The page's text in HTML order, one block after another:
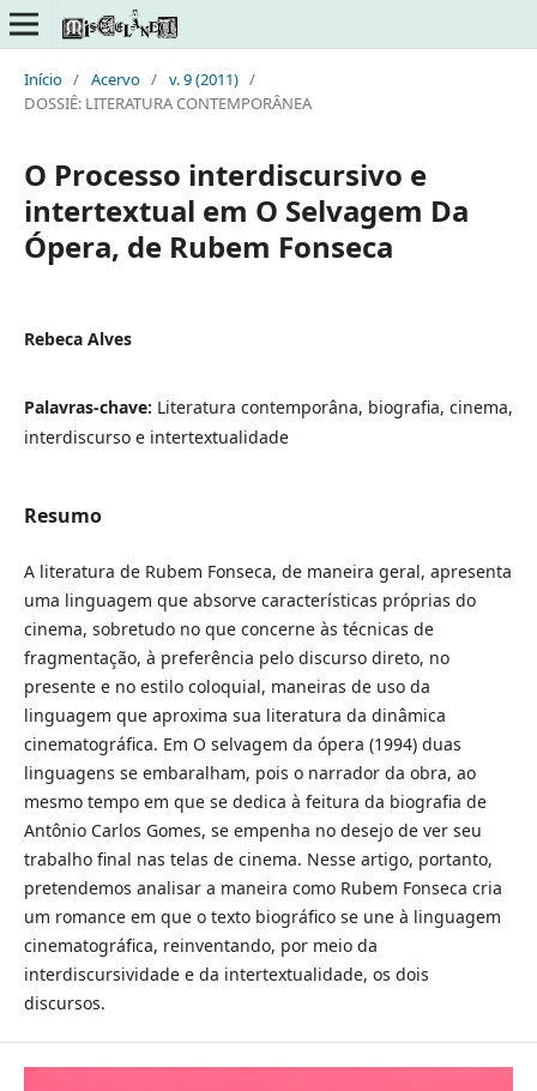
Início / Acervo / v. 9 (2011) /
DOSSIÊ: LITERATURA CONTEMPORÂNEA
O Processo interdiscursivo e
intertextual em O Selvagem Da
Ópera, de Rubem Fonseca
Rebeca Alves
Palavras-chave: Literatura contemporâna, biografia, cinema,
interdiscurso e intertextualidade
Resumo
A literatura de Rubem Fonseca, de maneira geral, apresenta
uma linguagem que absorve características próprias do
cinema, sobretudo no que concerne às técnicas de
fragmentação, à preferência pelo discurso direto, no
presente e no estilo coloquial, maneiras de uso da
linguagem que aproxima sua literatura da dinâmica
cinematográfica. Em O selvagem da ópera (1994) duas
linguagens se embaralham, pois o narrador da obra, ao
mesmo tempo em que se dedica à feitura da biografia de
Antônio Carlos Gomes, se empenha no desejo de ver seu
trabalho final nas telas de cinema. Nesse artigo, portanto,
pretendemos analisar a maneira como Rubem Fonseca cria
um romance em que o texto biográfico se une à linguagem
cinematográfica, reinventando, por meio da
interdiscursividade e da intertextualidade, os dois
discursos.